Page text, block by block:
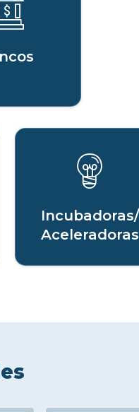
Incubadoras/
Aceleradoras